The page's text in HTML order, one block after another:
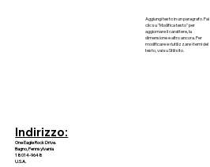
Aggiungi testo in un paragrafo. Fai
clic su "Modifica testo" per
aggiornare il carattere, la
dimensione e altro ancora. Per
modificare e riutilizzare i temi del
testo, vai su Stili sito.
Indirizzo:
One Eagle Rock Drive.
Bagno, Pennsylvania
18014-9648
U.S.A.